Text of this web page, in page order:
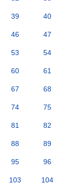
39 40
46 47
53 54
60 61
67 68
74 75
81 82
88 89
95 96
103 104